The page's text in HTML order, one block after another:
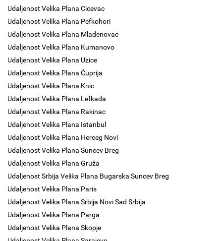
Udaljenost Velika Plana Cicevac
Udaljenost Velika Plana Pefkohori
Udaljenost Velika Plana Mladenovac
Udaljenost Velika Plana Kumanovo
Udaljenost Velika Plana Uzice
Udaljenost Velika Plana Ćuprija
Udaljenost Velika Plana Knic
Udaljenost Velika Plana Lefkada
Udaljenost Velika Plana Rakinac
Udaljenost Velika Plana Istanbul
Udaljenost Velika Plana Herceg Novi
Udaljenost Velika Plana Suncev Breg
Udaljenost Velika Plana Gruža
Udaljenost Srbija Velika Plana Bugarska Suncev Breg
Udaljenost Velika Plana Paris
Udaljenost Velika Plana Srbija Novi Sad Srbija
Udaljenost Velika Plana Parga
Udaljenost Velika Plana Skopje